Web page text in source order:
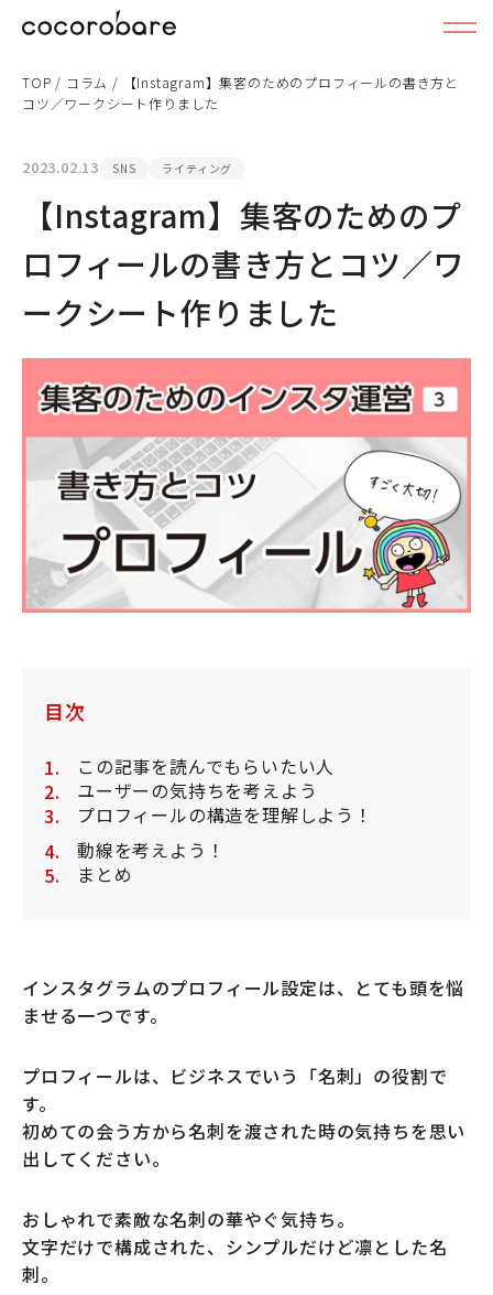
TOP / コラム /
【Instagram】集客のためのプロフィールの書き方と
コツ／ワークシート作りました
2023.02.13 SNS ライティング
【Instagram】集客のためのプ
ロフィールの書き方とコツ／ワ
ークシート作りました
目次
この記事を読んでもらいたい人
ユーザーの気持ちを考えよう
プロフィールの構造を理解しよう！
動線を考えよう！
まとめ
インスタグラムのプロフィール設定は、とても頭を悩
ませる一つです。
プロフィールは、ビジネスでいう「名刺」の役割で
す。
初めての会う方から名刺を渡された時の気持ちを思い
出してください。
おしゃれで素敵な名刺の華やぐ気持ち。
文字だけで構成された、シンプルだけど凛とした名
刺。